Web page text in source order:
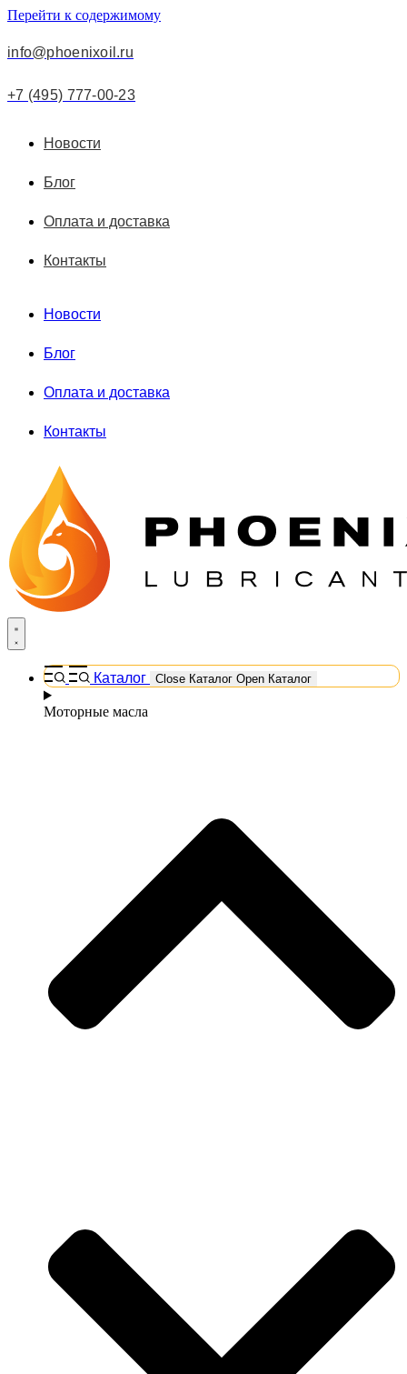
Перейти к содержимому
info@phoenixoil.ru
+7 (495) 777-00-23
Новости
Блог
Оплата и доставка
Контакты
Новости
Блог
Оплата и доставка
Контакты
Каталог Close Каталог Open Каталог
Моторные масла